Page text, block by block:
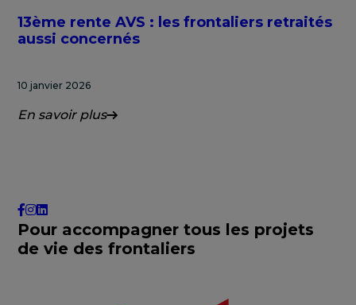
13ème rente AVS : les frontaliers retraités
aussi concernés
10 janvier 2026
En savoir plus
Pour accompagner tous les projets
de vie des frontaliers